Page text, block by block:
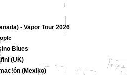
- Vapor Tour 2026
Blues
(UK)
(Mexiko)